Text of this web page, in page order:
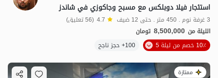
استئجار فيلا دوبلكس مع مسبح وجاكوزي في شاندز
3 غرفة نوم . 450 متر . حتى 12 ضيف 4.7 (56 تعليق)
الليلة من 8,500,000 تومان
10٪ خصم من ليلة 5
100+ حجز ناجح
ممتازة